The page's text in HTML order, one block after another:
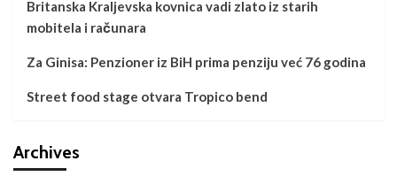
Britanska Kraljevska kovnica vadi zlato iz starih
mobitela i računara
Za Ginisa: Penzioner iz BiH prima penziju već 76 godina
Street food stage otvara Tropico bend
Archives